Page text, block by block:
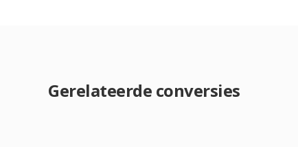
Gerelateerde conversies